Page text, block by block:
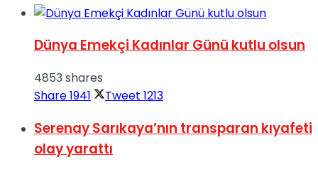
Dünya Emekçi Kadınlar Günü kutlu olsun
4853 shares
Share1941 Tweet 1213
Serenay Sarıkaya’nın transparan kıyafeti
olay yarattı